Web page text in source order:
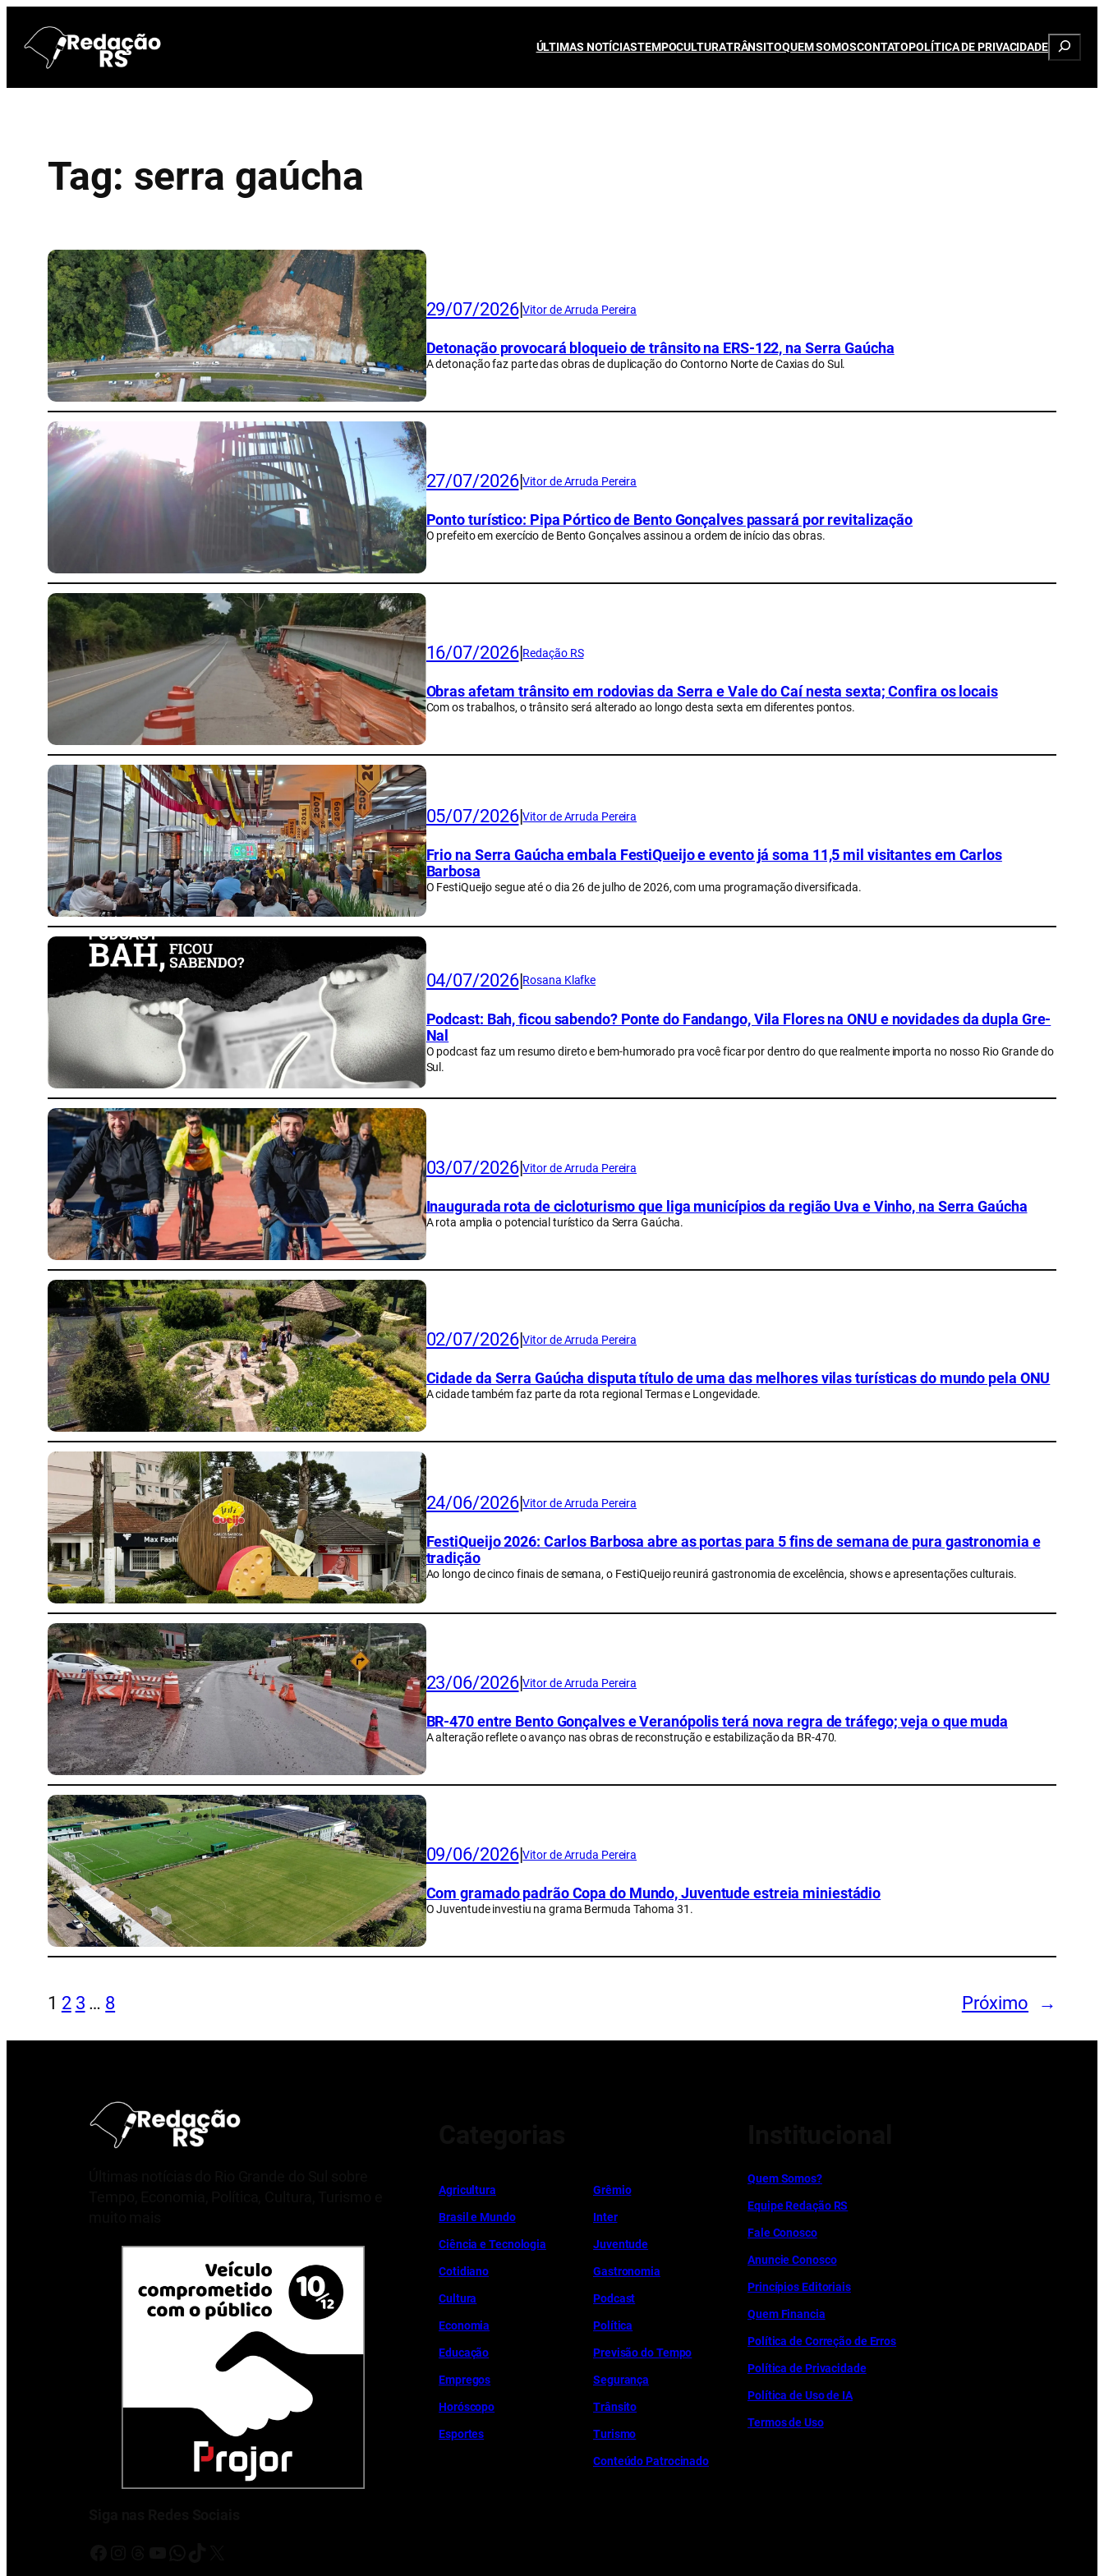
para
conteúdo
ÚLTIMAS NOTÍCIASTEMPOCULTURATRÂNSITOQUEM SOMOSCONTATOPOLÍTICA DE PRIVACIDADE
Tag: serra gaúcha
29/07/2026|Vitor de Arruda Pereira
Detonação provocará bloqueio de trânsito na ERS-122, na Serra Gaúcha
A detonação faz parte das obras de duplicação do Contorno Norte de Caxias do Sul.
27/07/2026|Vitor de Arruda Pereira
Ponto turístico: Pipa Pórtico de Bento Gonçalves passará por revitalização
O prefeito em exercício de Bento Gonçalves assinou a ordem de início das obras.
16/07/2026|Redação RS
Obras afetam trânsito em rodovias da Serra e Vale do Caí nesta sexta; Confira os locais
Com os trabalhos, o trânsito será alterado ao longo desta sexta em diferentes pontos.
05/07/2026|Vitor de Arruda Pereira
Frio na Serra Gaúcha embala FestiQueijo e evento já soma 11,5 mil visitantes em Carlos
Barbosa
O FestiQueijo segue até o dia 26 de julho de 2026, com uma programação diversificada.
04/07/2026|Rosana Klafke
Podcast: Bah, ficou sabendo? Ponte do Fandango, Vila Flores na ONU e novidades da dupla Gre-
Nal
O podcast faz um resumo direto e bem-humorado pra você ficar por dentro do que realmente importa no nosso Rio Grande do
Sul.
03/07/2026|Vitor de Arruda Pereira
Inaugurada rota de cicloturismo que liga municípios da região Uva e Vinho, na Serra Gaúcha
A rota amplia o potencial turístico da Serra Gaúcha.
02/07/2026|Vitor de Arruda Pereira
Cidade da Serra Gaúcha disputa título de uma das melhores vilas turísticas do mundo pela ONU
A cidade também faz parte da rota regional Termas e Longevidade.
24/06/2026|Vitor de Arruda Pereira
FestiQueijo 2026: Carlos Barbosa abre as portas para 5 fins de semana de pura gastronomia e
tradição
Ao longo de cinco finais de semana, o FestiQueijo reunirá gastronomia de excelência, shows e apresentações culturais.
23/06/2026|Vitor de Arruda Pereira
BR-470 entre Bento Gonçalves e Veranópolis terá nova regra de tráfego; veja o que muda
A alteração reflete o avanço nas obras de reconstrução e estabilização da BR-470.
09/06/2026|Vitor de Arruda Pereira
Com gramado padrão Copa do Mundo, Juventude estreia miniestádio
O Juventude investiu na grama Bermuda Tahoma 31.
1 2 3 … 8 Próximo →
Agricultura
Brasil e Mundo
Ciência e Tecnologia
Cotidiano
Cultura
Economia
Educação
Empregos
Horóscopo
Esportes
Grêmio
Inter
Juventude
Gastronomia
Podcast
Política
Previsão do Tempo
Segurança
Trânsito
Turismo
Conteúdo Patrocinado
Quem Somos?
Equipe Redação RS
Fale Conosco
Anuncie Conosco
Princípios Editoriais
Quem Financia
Política de Correção de Erros
Política de Privacidade
Política de Uso de IA
Termos de Uso